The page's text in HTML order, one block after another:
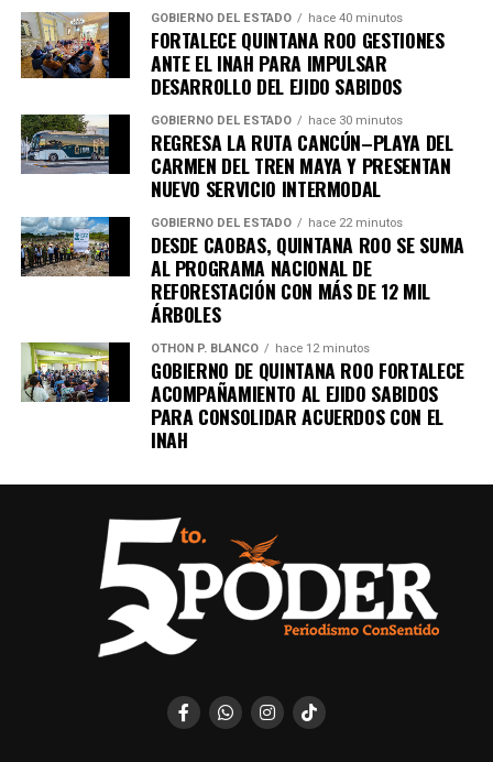
GOBIERNO DEL ESTADO hace 40 minutos
FORTALECE QUINTANA ROO GESTIONES
ANTE EL INAH PARA IMPULSAR
DESARROLLO DEL EJIDO SABIDOS
GOBIERNO DEL ESTADO hace 30 minutos
REGRESA LA RUTA CANCÚN–PLAYA DEL
CARMEN DEL TREN MAYA Y PRESENTAN
NUEVO SERVICIO INTERMODAL
GOBIERNO DEL ESTADO hace 22 minutos
DESDE CAOBAS, QUINTANA ROO SE SUMA
AL PROGRAMA NACIONAL DE
REFORESTACIÓN CON MÁS DE 12 MIL
ÁRBOLES
OTHON P. BLANCO hace 12 minutos
GOBIERNO DE QUINTANA ROO FORTALECE
ACOMPAÑAMIENTO AL EJIDO SABIDOS
PARA CONSOLIDAR ACUERDOS CON EL
INAH